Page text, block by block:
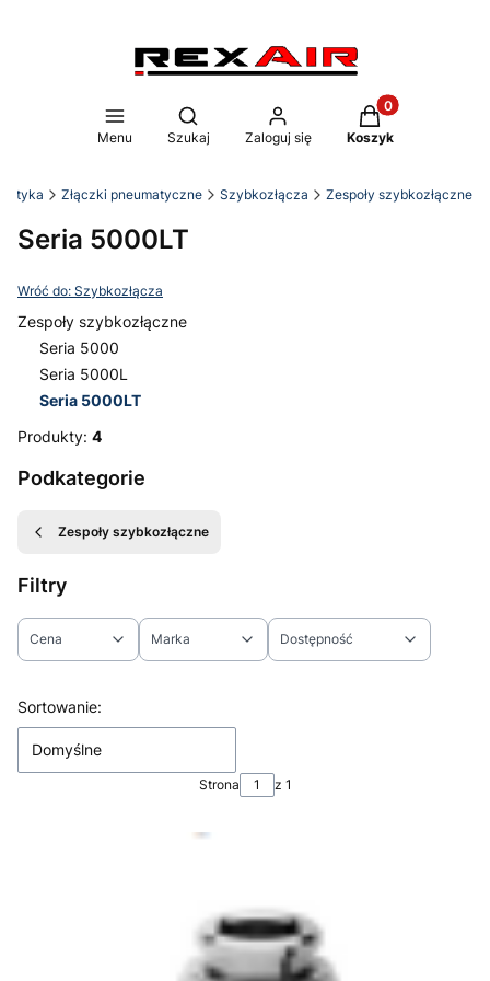
Menu
Otwórz wyszukiwarkę
Szukaj Zaloguj się
Produkty w
Koszyk
Złączki pneumatyczne Szybkozłącza Zespoły szybkozłączne
Seria 5000LT
Wróć do: Szybkozłącza
Zespoły szybkozłączne
Seria 5000
Seria 5000L
Seria 5000LT
Koniec menu
Produkty: 4
Podkategorie
Zespoły szybkozłączne
Filtry
Cena Marka Dostępność
Lista produktów
Sortowanie:
Domyślne
Strona z 1